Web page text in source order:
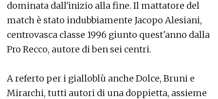
dominata dall'inizio alla fine. Il mattatore del
match è stato indubbiamente Jacopo Alesiani,
centrovasca classe 1996 giunto quest'anno dalla
Pro Recco, autore di ben sei centri.
A referto per i gialloblù anche Dolce, Bruni e
Mirarchi, tutti autori di una doppietta, assieme